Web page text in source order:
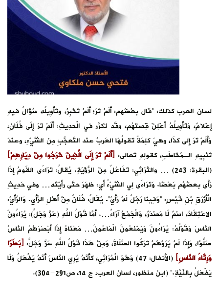
لسان العرب كذلك: “قال بعْضُهم: أَلَمْ تَرَ؛ أَلَمْ تُخْبِرْ، وتَأْوِيلُه سُؤَالٌ فيهِ
إِعْلامٌ، وَتَأْوِيلُهُ أَعْلِنْ قِصتَهُم، وقَد تكرَّر في الْحدِيثِ: أَلَمْ تَرَ إِلَى فُلَانٍ،
وَأَلَمْ تَرَ إلى كذَا، وهيَ كلِمَةٌ تَقولُهَا العَربُ عنْد التَّعجُّبِ مِن الشَّيْءِ، وعنْدَ
تَنْبِيهِ الـمُخَاطَبِ، كقولِهِ تَعالى: ﴿أَلَمْ تَرَ إِلَى الَّذِينَ خَرَجُوا مِنْ دِيَارِهِمْ﴾
(البقرة: 243) … والتَّرَائِي: تَفَاعُلٌ مِنَ الرُّؤْيَةِ. يُقالُ: تَرَاءَى القَومُ إِذَا
رَأَى بعضُهُم بَعْضًا. وَتَرَاءَى لِي الشَّيْءُ أَي: ظهَرَ حتَّى رأَيْتُه… وفي حَدِيثِ
الْأَزْرَقِ بْنِ قَيْسٍ: “وَفِينَا رَجُلٌ لَهُ رَأْيٌ”. يُقَالُ: فُلَانٌ مِنْ أَهْلِ الرَّأْيِ. وَالرَّأْيُ:
الاعْتِقَادُ، اسْمٌ لَا مَصْدَرٌ، وَالْجَمْعُ آرَاءٌ…. أَمَّا قَوْلُ اللَّهِ (عَزَّ وَجَلَّ): يُرَاءُونَ
النَّاسَ وَقَوْلُهُ: يُرَاءُونَ وَيَمْنَعُونَ الْمَاعُونَ… مَعْنَاهُ إِذَا أَبْصَرَهُمُ النَّاسُ
صَلَّوْا، وَإِذَا لَمْ يَرَوْهُمْ تَرَكُوا الصَّلَاةَ، وَمِنْ هَذَا قَوْلُ اللَّهِ عَزَّ وَجَلَّ: ﴿بَطَرًا
وَرِئَاءَ النَّاسِ﴾
(الأنفال: 47) وَهُوَ الْمُرَائِي، كأَنَّهُ يُرِي النَّاسَ أَنَّهُ يَفْعَلُ وَلَا
يَفْعَلُ بِالنِّيَّةِ.” (ابن منظور، لسان العرب، ج 14، ص291-304).